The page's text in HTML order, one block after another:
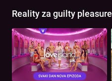
Reality za guilty pleasure